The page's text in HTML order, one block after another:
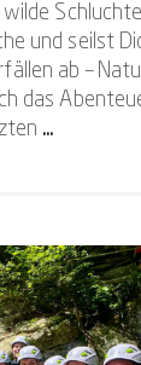
und seilst
ab –
das
...